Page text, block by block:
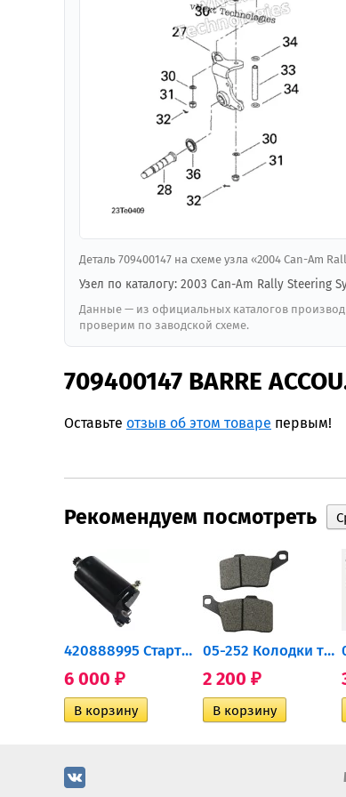
Деталь 709400147 на схеме узла «2004 Can-Am
Узел по каталогу: 2003 Can-Am Rally Steering
Данные — из официальных каталогов
проверим по заводской схеме.
709400147 BARRE
Оставьте отзыв об этом товаре первым!
Рекомендуем посмотреть
420888995 Стартер для...
6 000 ₽
05-252 Колодки тормозные...
2 200 ₽